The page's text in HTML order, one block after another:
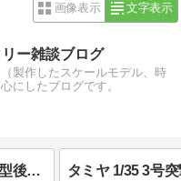
画像表示 文字表示
ー雑談ブログ
製作したスケールモデル、時
にしたブログです。
ドラゴン6253 1/35 TIGER1最後期型後期（Final Late）（5）